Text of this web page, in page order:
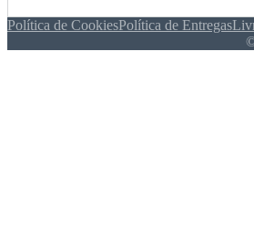
Política de CookiesPolítica de Entregas